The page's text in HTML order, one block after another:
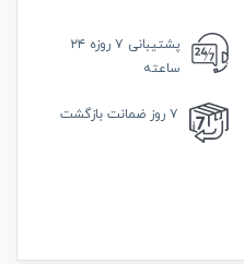
پشتیبانی
۷ روزه ۲۴
ساعته
۷ روز ضمانت بازگشت